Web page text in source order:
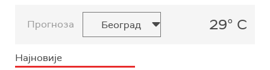
Прогноза 29° C
Најновије